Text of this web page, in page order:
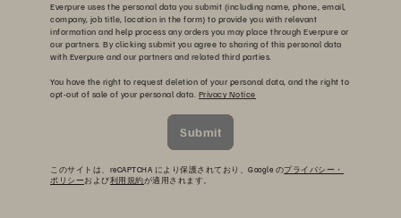
Everpure uses the personal data you submit (including name, phone, email,
company, job title, location in the form) to provide you with relevant
information and help process any orders you may place through Everpure or
our partners. By clicking submit you agree to sharing of this personal data
with Everpure and our partners and related third parties.
You have the right to request deletion of your personal data, and the right to
opt-out of sale of your personal data. Privacy Notice
Submit
このサイトは、reCAPTCHA により保護されており、Google のプライバシー・
ポリシーおよび利用規約が適用されます。